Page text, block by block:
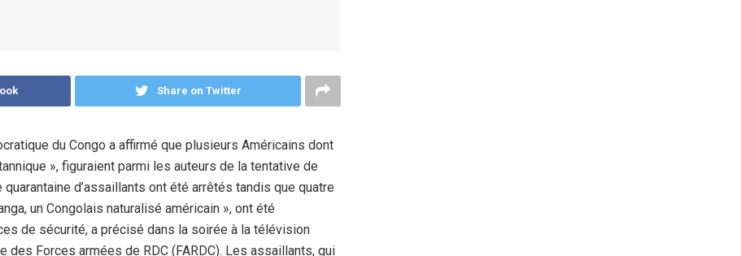
Share on Twitter
du Congo a affirmé que plusieurs Américains dont
», figuraient parmi les auteurs de la tentative de
d’assaillants ont été arrêtés tandis que quatre
un Congolais naturalisé américain », ont été
de sécurité, a précisé dans la soirée à la télévision
des Forces armées de RDC (FARDC). Les assaillants, qui